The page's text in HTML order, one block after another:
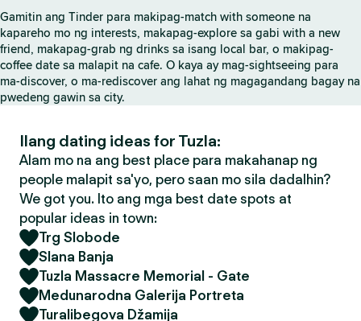
Gamitin ang Tinder para makipag-match with someone na
kapareho mo ng interests, makapag-explore sa gabi with a new
friend, makapag-grab ng drinks sa isang local bar, o makipag-
coffee date sa malapit na cafe. O kaya ay mag-sightseeing para
ma-discover, o ma-rediscover ang lahat ng magagandang bagay na
pwedeng gawin sa city.
Ilang dating ideas for Tuzla:
Alam mo na ang best place para makahanap ng
people malapit sa'yo, pero saan mo sila dadalhin?
We got you. Ito ang mga best date spots at
popular ideas in town:
Trg Slobode
Slana Banja
Tuzla Massacre Memorial - Gate
Medunarodna Galerija Portreta
Turalibegova Džamija